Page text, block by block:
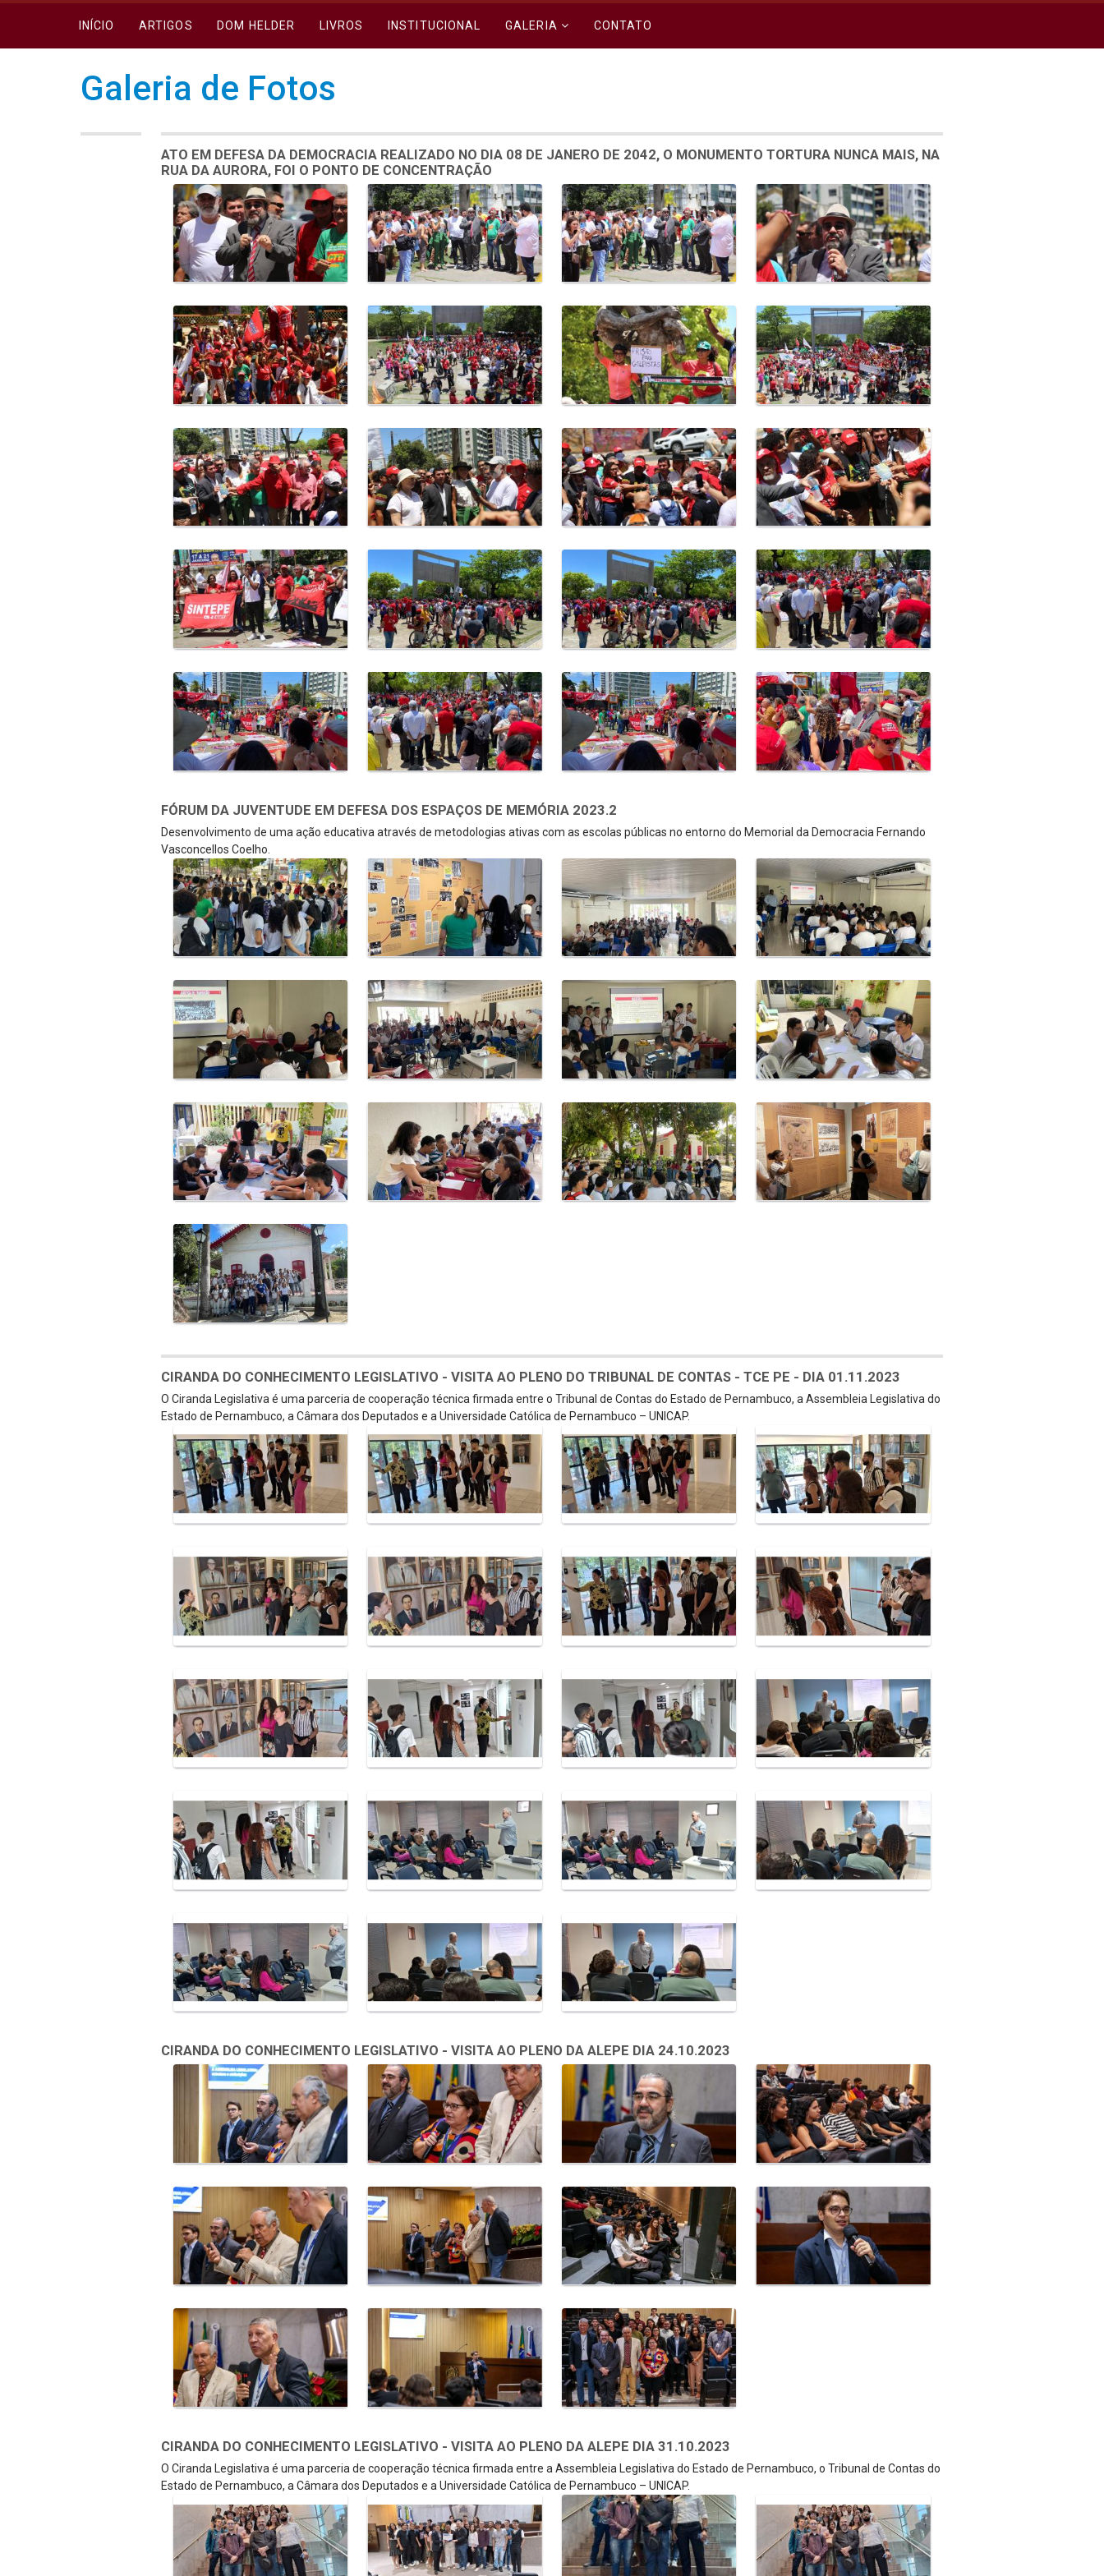
INÍCIO ARTIGOS DOM HELDER LIVROS INSTITUCIONAL GALERIA CONTATO
Galeria de Fotos
ATO EM DEFESA DA DEMOCRACIA REALIZADO NO DIA 08 DE JANERO DE 2042, O MONUMENTO TORTURA NUNCA MAIS, NA
RUA DA AURORA, FOI O PONTO DE CONCENTRAÇÃO
Galeria de Mídias
FÓRUM DA JUVENTUDE EM DEFESA DOS ESPAÇOS DE MEMÓRIA 2023.2
Desenvolvimento de uma ação educativa através de metodologias ativas com as escolas públicas no entorno do Memorial da Democracia Fernando
Vasconcellos Coelho.
Galeria de Mídias
CIRANDA DO CONHECIMENTO LEGISLATIVO - VISITA AO PLENO DO TRIBUNAL DE CONTAS - TCE PE - DIA 01.11.2023
O Ciranda Legislativa é uma parceria de cooperação técnica firmada entre o Tribunal de Contas do Estado de Pernambuco, a Assembleia Legislativa do
Estado de Pernambuco, a Câmara dos Deputados e a Universidade Católica de Pernambuco – UNICAP.
Galeria de Mídias
CIRANDA DO CONHECIMENTO LEGISLATIVO - VISITA AO PLENO DA ALEPE DIA 24.10.2023
Galeria de Mídias
CIRANDA DO CONHECIMENTO LEGISLATIVO - VISITA AO PLENO DA ALEPE DIA 31.10.2023
O Ciranda Legislativa é uma parceria de cooperação técnica firmada entre a Assembleia Legislativa do Estado de Pernambuco, o Tribunal de Contas do
Estado de Pernambuco, a Câmara dos Deputados e a Universidade Católica de Pernambuco – UNICAP.
Galeria de Mídias